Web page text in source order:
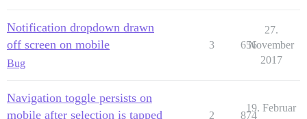
Notification dropdown drawn
off screen on mobile
Bug
3 656
27.
November
2017
Navigation toggle persists on
mobile after selection is tapped
2 874
19. Februar